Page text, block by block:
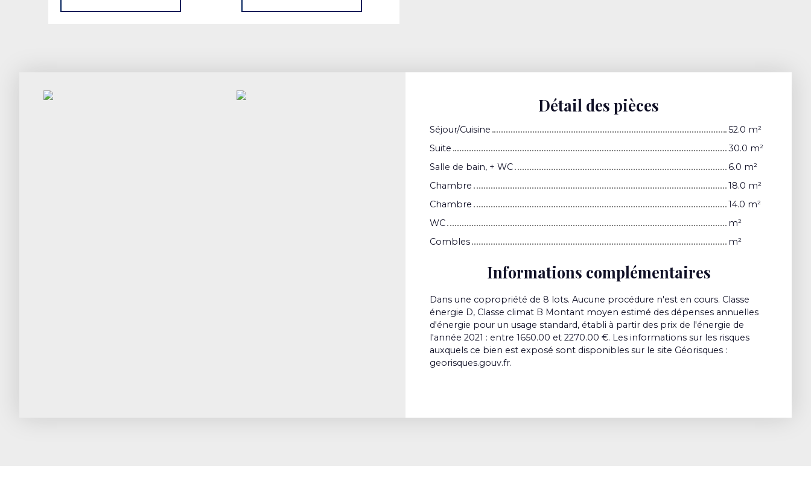
Détail des pièces
Séjour/Cuisine
52.0 m²
Suite
30.0 m²
Salle de bain, + WC
6.0 m²
Chambre
18.0 m²
Chambre
14.0 m²
WC
m²
Combles
m²
Informations complémentaires
Dans une copropriété de 8 lots. Aucune procédure n'est en cours. Classe
énergie D, Classe climat B Montant moyen estimé des dépenses annuelles
d'énergie pour un usage standard, établi à partir des prix de l'énergie de
l'année 2021 : entre 1650.00 et 2270.00 €. Les informations sur les risques
auxquels ce bien est exposé sont disponibles sur le site Géorisques :
georisques.gouv.fr.